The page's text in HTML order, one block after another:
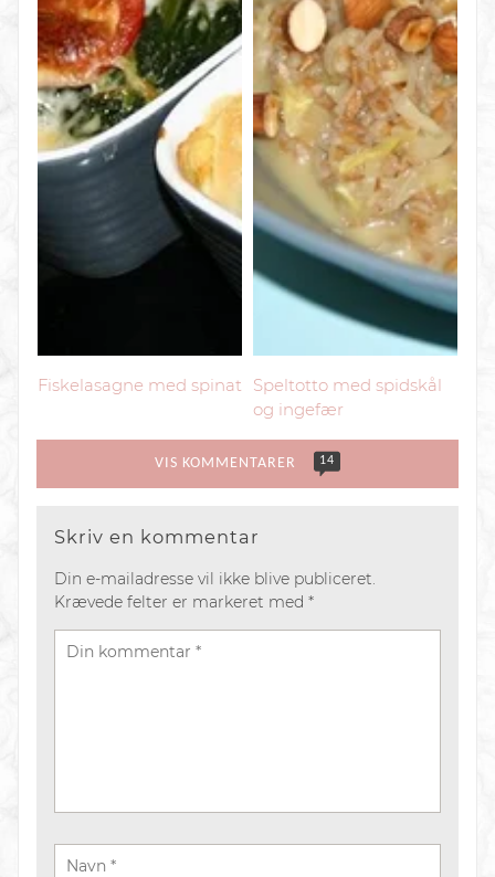
Fiskelasagne med spinat
Speltotto med spidskål
og ingefær
VIS KOMMENTARER 14
Skriv en kommentar
Din e-mailadresse vil ikke blive publiceret.
Krævede felter er markeret med *